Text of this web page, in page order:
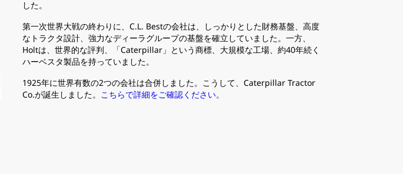
した。
第一次世界大戦の終わりに、C.L. Bestの会社は、しっかりとした財務基盤、高度
なトラクタ設計、強力なディーラグループの基盤を確立していました。一方、
Holtは、世界的な評判、「Caterpillar」という商標、大規模な工場、約40年続く
ハーベスタ製品を持っていました。
1925年に世界有数の2つの会社は合併しました。こうして、Caterpillar Tractor
Co.が誕生しました。 こちらで詳細をご確認ください。